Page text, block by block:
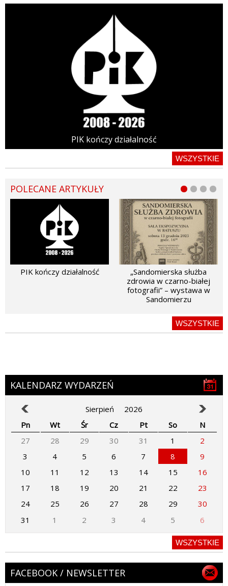
PIK kończy działalność
WSZYSTKIE
POLECANE ARTYKUŁY
PIK kończy działalność
„Sandomierska służba
zdrowia w czarno-białej
fotografii” – wystawa w
Sandomierzu
WSZYSTKIE
KALENDARZ WYDARZEŃ
Sierpień
2026
Pn
Wt Śr Cz Pt So
N
27
28 29 30 31 1
2
3
4 5 6 7 8
9
10
11 12 13 14 15
16
17
18 19 20 21 22
23
24
25 26 27 28 29
30
31
1 2 3 4 5 6
WSZYSTKIE
FACEBOOK / NEWSLETTER